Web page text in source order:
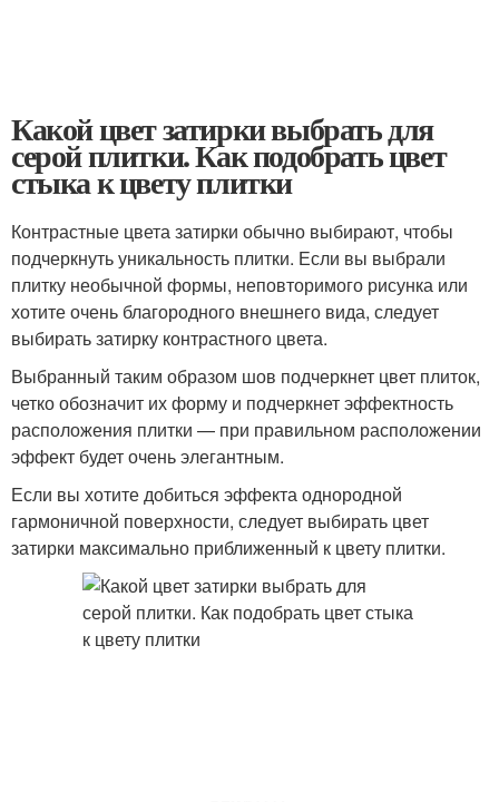
Какой цвет затирки выбрать для
серой плитки. Как подобрать цвет
стыка к цвету плитки
Контрастные цвета затирки обычно выбирают, чтобы
подчеркнуть уникальность плитки. Если вы выбрали
плитку необычной формы, неповторимого рисунка или
хотите очень благородного внешнего вида, следует
выбирать затирку контрастного цвета.
Выбранный таким образом шов подчеркнет цвет плиток,
четко обозначит их форму и подчеркнет эффектность
расположения плитки — при правильном расположении
эффект будет очень элегантным.
Если вы хотите добиться эффекта однородной
гармоничной поверхности, следует выбирать цвет
затирки максимально приближенный к цвету плитки.